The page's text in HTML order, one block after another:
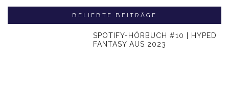
BELIEBTE BEITRÄGE
SPOTIFY-HÖRBUCH #10 | HYPED
FANTASY AUS 2023